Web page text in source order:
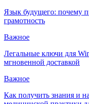
Язык будущего: почему
грамотность
Важное
Легальные ключи для
мгновенной доставкой
Важное
Как получить знания и